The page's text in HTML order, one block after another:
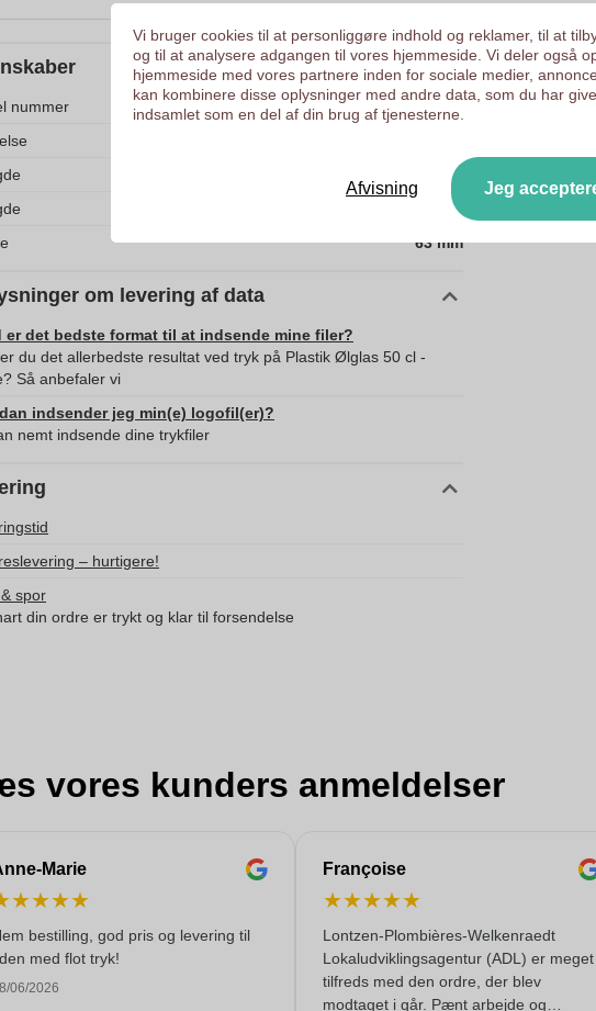
nummer
10351100
190 mm
63 mm
63 mm
om levering af data
er det bedste format til at indsende mine filer?
du det allerbedste resultat ved tryk på Plastik Ølglas 50 cl -
Så anbefaler vi
indsender jeg min(e) logofil(er)?
nemt indsende dine trykfiler
– hurtigere!
spor
din ordre er trykt og klar til forsendelse
vores kunders anmeldelser
Marie
★★★★
bestilling, god pris og levering til
med flot tryk!
06/2026
Françoise
★★★★★
Lontzen-Plombières-Welkenraedt
Lokaludviklingsagentur (ADL) er meget
tilfreds med den ordre, der blev
modtaget i går. Pænt arbejde og
Vi bruger cookies til at personliggøre indhold og reklamer, til at
og til at analysere adgangen til vores hjemmeside. Vi deler også
hjemmeside med vores partnere inden for sociale medier,
kan kombinere disse oplysninger med andre data, som du har
indsamlet som en del af din brug af tjenesterne.
Afvisning Jeg